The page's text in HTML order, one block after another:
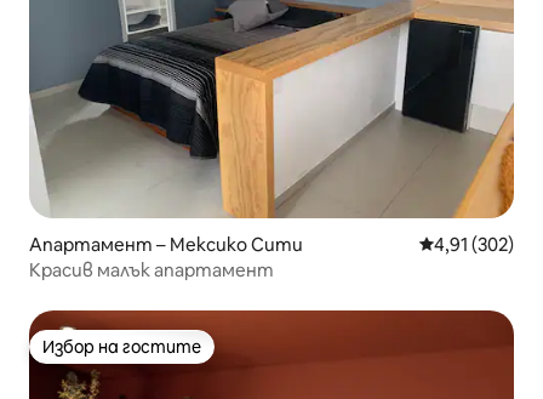
Апартамент – Мексико Сити Средна
4,91 (302)
Красив малък апартамент
Избор на гостите
Избор на гостите